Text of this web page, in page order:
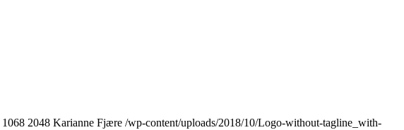
1068 2048 Karianne Fjære /wp-content/uploads/2018/10/Logo-without-tagline_with-